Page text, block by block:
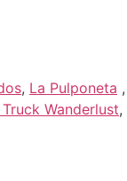
, La Pulponeta ,
Wanderlust,